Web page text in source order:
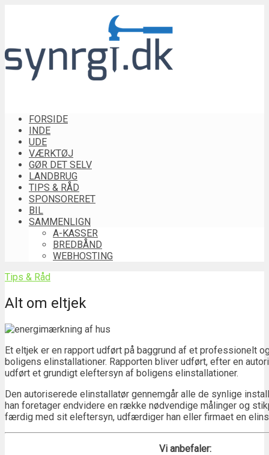
FORSIDE
INDE
UDE
VÆRKTØJ
GØR DET SELV
LANDBRUG
TIPS & RÅD
SPONSORERET
BIL
SAMMENLIGN
A-KASSER
BREDBÅND
WEBHOSTING
Tips & Råd
Alt om eltjek
Et eltjek er en rapport udført på baggrund af et professionelt
boligens elinstallationer. Rapporten bliver udført, efter en
udført et grundigt eleftersyn af boligens elinstallationer.
Den autoriserede elinstallatør gennemgår alle de synlige
han foretager endvidere en række nødvendige målinger og
færdig med sit eleftersyn, udfærdiger han eller firmaet en
Vi anbefaler: